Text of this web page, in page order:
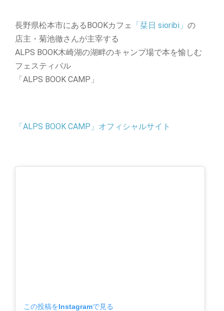
長野県松本市にあるBOOKカフェ 「栞日 sioribi」 の
店主・菊池徹さんが主宰する
ALPS BOOK木崎湖の湖畔のキャンプ場で本を愉しむ
フェスティバル
「ALPS BOOK CAMP」
「ALPS BOOK CAMP」オフィシャルサイト
この投稿をInstagramで見る